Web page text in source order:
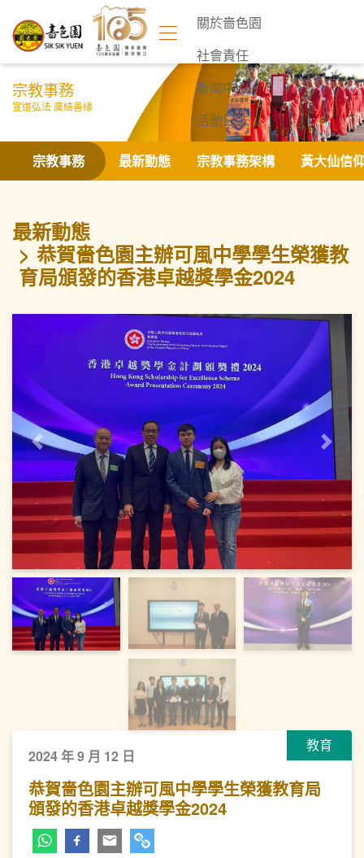
關於嗇色園
社會責任
新聞中心
活動日誌
聯絡我們
宗教事務
宣道弘法 廣結善緣
宗教事務 最新動態 宗教事務架構 黃大仙信
最新動態
恭賀嗇色園主辦可風中學學生榮獲教
育局頒發的香港卓越獎學金2024
上一頁 下一頁
教育
2024 年 9 月 12 日
恭賀嗇色園主辦可風中學學生榮獲教育局
頒發的香港卓越獎學金2024